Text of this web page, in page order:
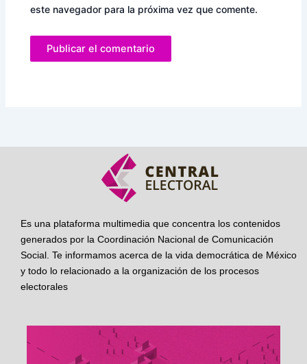
este navegador para la próxima vez que comente.
Es una plataforma multimedia que concentra los contenidos
generados por la Coordinación Nacional de Comunicación
Social. Te informamos acerca de la vida democrática de México
y todo lo relacionado a la organización de los procesos
electorales